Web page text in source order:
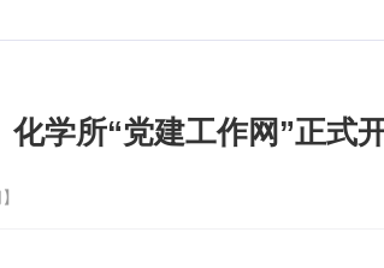
化学所“党建工作网”正式
】